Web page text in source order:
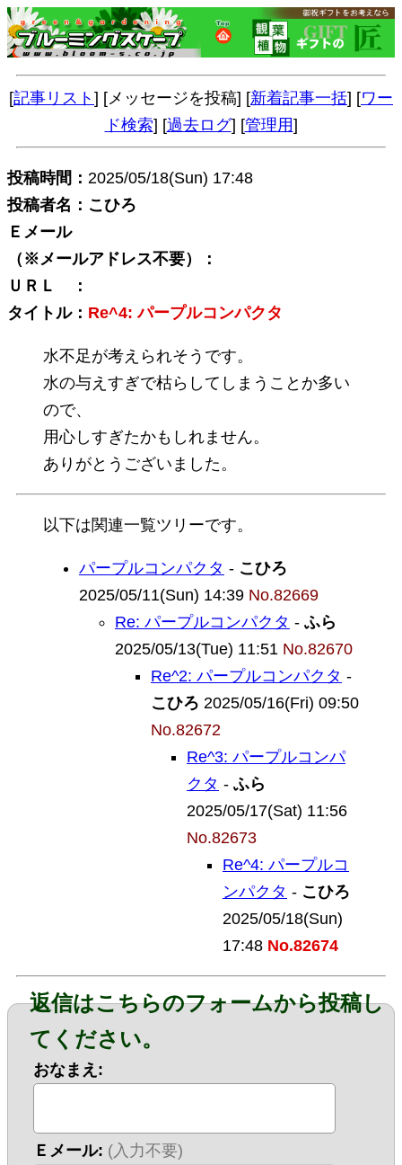
[記事リスト ] [メッセージを投稿] [新着記事一括] [ワー
ド検索] [過去ログ] [管理用]
投稿時間： 2025/05/18(Sun) 17:48
投稿者名：こひろ
Ｅメール
（※メールアドレス不要）：
ＵＲＬ ：
タイトル： Re^4: パープルコンパクタ
水不足が考えられそうです。
水の与えすぎで枯らしてしまうことか多い
ので、
用心しすぎたかもしれません。
ありがとうございました。
以下は関連一覧ツリーです。
パープルコンパクタ - こひろ
2025/05/11(Sun) 14:39 No.82669
Re: パープルコンパクタ - ふら
2025/05/13(Tue) 11:51 No.82670
Re^2: パープルコンパクタ -
こひろ 2025/05/16(Fri) 09:50
No.82672
Re^3: パープルコンパ
クタ - ふら
2025/05/17(Sat) 11:56
No.82673
Re^4: パープルコ
ンパクタ - こひろ
2025/05/18(Sun)
17:48 No.82674
返信はこちらのフォームから投稿し
てください。
おなまえ:
Ｅメール: (入力不要)